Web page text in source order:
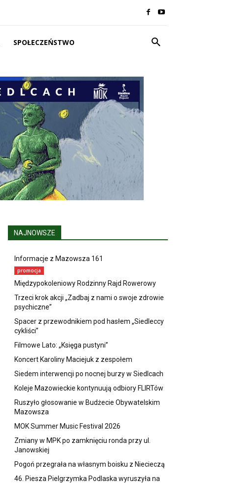
SPOŁECZEŃSTWO
NAJNOWSZE
Informacje z Mazowsza 161
promocja
Międzypokoleniowy Rodzinny Rajd Rowerowy
Trzeci krok akcji „Zadbaj z nami o swoje zdrowie
psychiczne”
Spacer z przewodnikiem pod hasłem „Siedleccy
cykliści”
Filmowe Lato: „Księga pustyni”
Koncert Karoliny Maciejuk z zespołem
Siedem interwencji po nocnej burzy w Siedlcach
Koleje Mazowieckie kontynuują odbiory FLIRTów
Ruszyło głosowanie w Budżecie Obywatelskim
Mazowsza
MOK Summer Music Festival 2026
Zmiany w MPK po zamknięciu ronda przy ul.
Janowskiej
Pogoń przegrała na własnym boisku z Niecieczą
46. Piesza Pielgrzymka Podlaska wyruszyła na